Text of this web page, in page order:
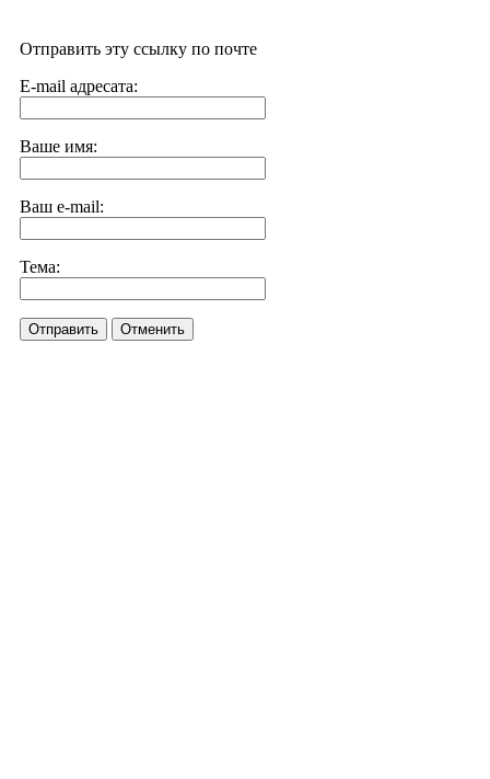
Отправить эту ссылку по почте
E-mail адресата:
Ваше имя:
Ваш e-mail:
Тема:
Отправить Отменить